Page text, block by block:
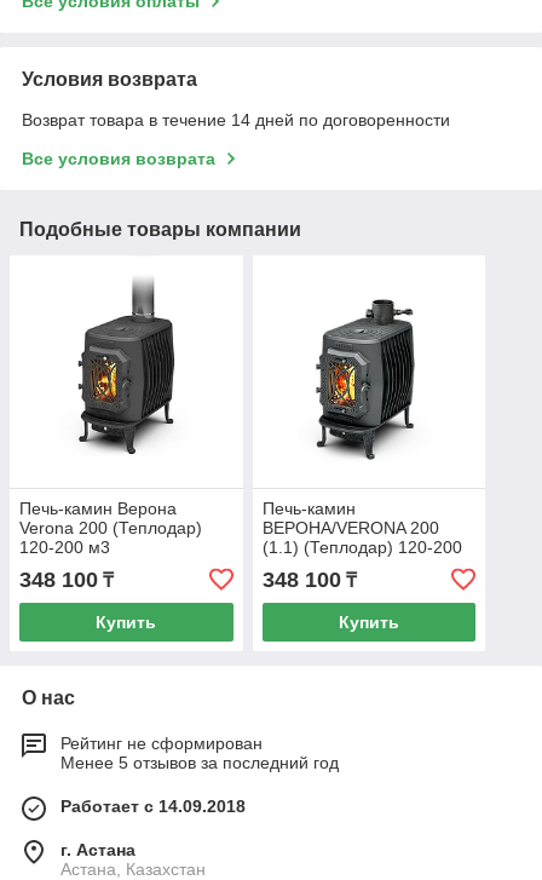
Условия возврата
Возврат товара в течение 14 дней по договоренности
Все условия возврата
Подобные товары компании
Печь-камин Верона
Verona 200 (Теплодар)
120-200 м3
348 100 ₸
Купить
Печь-камин
ВЕРОНА/VERONA 200
(1.1) (Теплодар) 120-200
348 100₸
Купить
О нас
Рейтинг не сформирован
Менее 5 отзывов за последний год
Работает с 14.09.2018
г. Астана
Астана, Казахстан